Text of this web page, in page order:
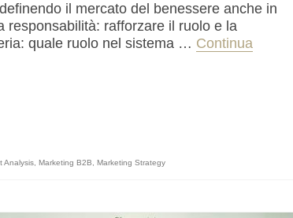
il mercato del benessere anche in
responsabilità: rafforzare il ruolo e la
quale ruolo nel sistema … Continua
Analysis, Marketing B2B, Marketing Strategy